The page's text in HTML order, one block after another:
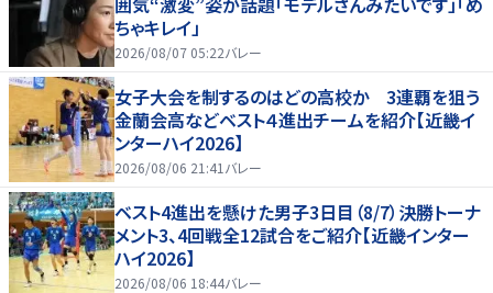
ちゃキレイ」
2026/08/07 05:22バレー
女子大会を制するのはどの高校か 3連覇を狙う
金蘭会高などベスト４進出チームを紹介【近畿イ
ンターハイ2026】
2026/08/06 21:41 バレー
ベスト4進出を懸けた男子3日目（8/7）決勝トーナ
メント3、4回戦全12試合をご紹介【近畿インター
ハイ2026】
2026/08/06 18:44バレー